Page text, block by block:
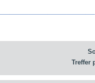
Treffer